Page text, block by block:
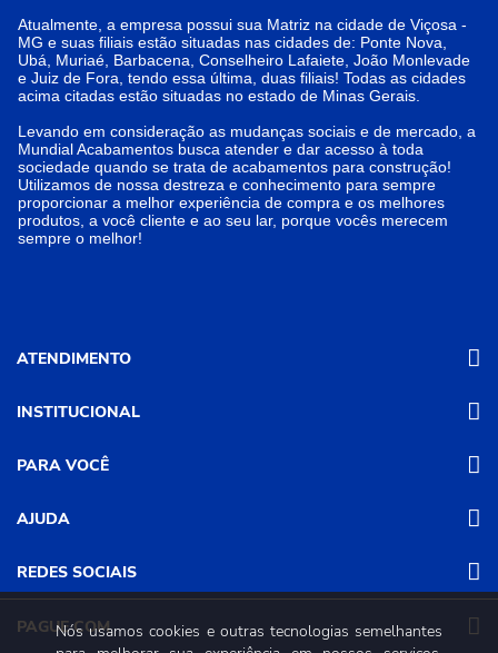
Atualmente, a empresa possui sua Matriz na cidade de Viçosa -
MG e suas filiais estão situadas nas cidades de: Ponte Nova,
Ubá, Muriaé, Barbacena, Conselheiro Lafaiete, João Monlevade
e Juiz de Fora, tendo essa última, duas filiais! Todas as cidades
acima citadas estão situadas no estado de Minas Gerais.
Levando em consideração as mudanças sociais e de mercado, a
Mundial Acabamentos busca atender e dar acesso à toda
sociedade quando se trata de acabamentos para construção!
Utilizamos de nossa destreza e conhecimento para sempre
proporcionar a melhor experiência de compra e os melhores
produtos, a você cliente e ao seu lar, porque vocês merecem
sempre o melhor!
ATENDIMENTO
Segunda a Sexta das 8h às 17h30
Sábado das 8h às 12h
(31) 3611-8200 Loja Física
INSTITUCIONAL
Nossas Lojas
Programa de
Relacionamento
Trabalhe Conosco
PARA VOCÊ
Minha conta
Revistas
AJUDA
Dúvidas
Frete e Entrega
REDES SOCIAIS
PAGUE COM
Nós usamos cookies e outras tecnologias semelhantes